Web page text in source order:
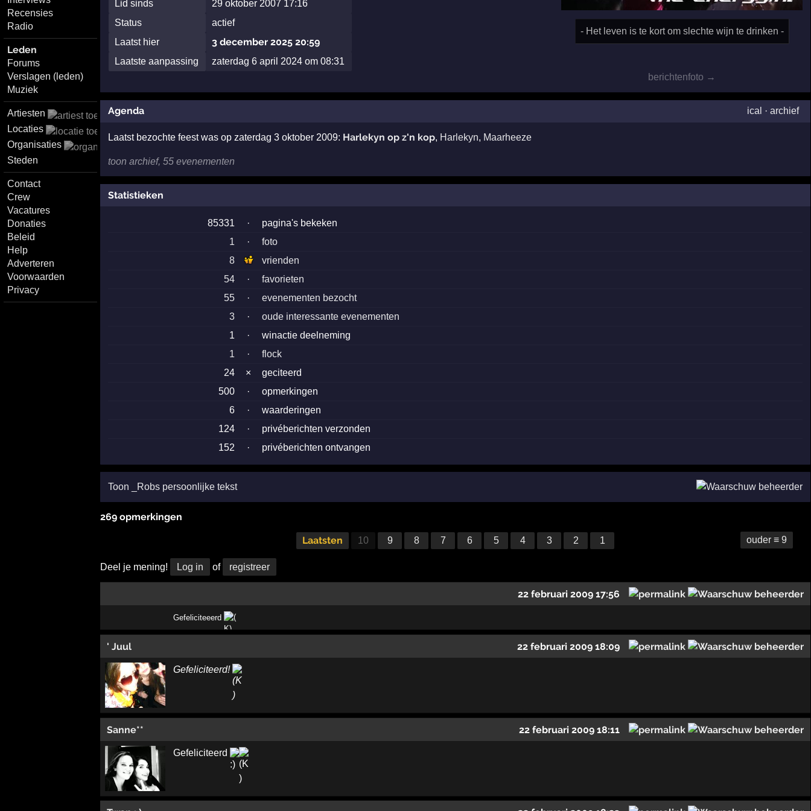
Recensies
Radio
Leden
Forums
Verslagen (leden)
Muziek
Artiesten
Locaties
Organisaties
Steden
Contact
Crew
Vacatures
Donaties
Beleid
Help
Adverteren
Voorwaarden
Privacy
- Het leven is te kort om slechte wijn te drinken -
berichtenfoto →
Lid sinds
29 oktober 2007 17:16
Status
actief
Laatst hier
3 december 2025 20:59
Laatste aanpassing zaterdag 6 april 2024 om 08:31
Agenda ical · archief
Laatst bezochte feest was op zaterdag 3 oktober 2009: Harlekyn op z'n kop, Harlekyn, Maarheeze
toon archief, 55 evenementen
Statistieken
85331 ·
pagina's bekeken
1
·
foto
8
vrienden
54
·
favorieten
55
·
evenementen bezocht
3
·
oude interessante evenementen
1
·
winactie deelneming
1
·
flock
24
×
geciteerd
500
·
opmerkingen
6
·
waarderingen
124
·
privéberichten verzonden
152
· privéberichten ontvangen
Toon _Robs persoonlijke tekst
269 opmerkingen
Laatsten 10 9 8 7 6 5 4 3 2 1 ouder ≡ 9
Deel je mening! Log in of registreer
22 februari 2009 17:56
Gefeliciteeerd
' Juul 22 februari 2009 18:09
Gefeliciteerd!
Sanne** 22 februari 2009 18:11
Gefeliciteerd